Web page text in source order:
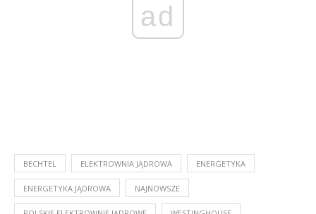
ad
BECHTEL ELEKTROWNIA JĄDROWA ENERGETYKA
ENERGETYKA JĄDROWA NAJNOWSZE